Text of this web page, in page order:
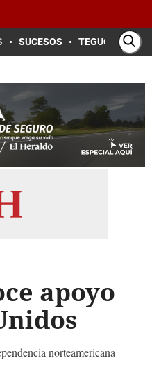
SUCESOS TEGUCIGALPA
apoyo
norteamericana